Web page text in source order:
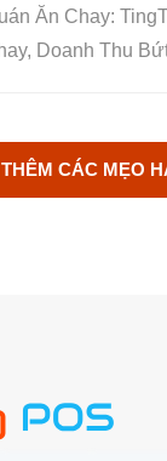
Ăn Chay:
Doanh Thu
CÁC MẸO